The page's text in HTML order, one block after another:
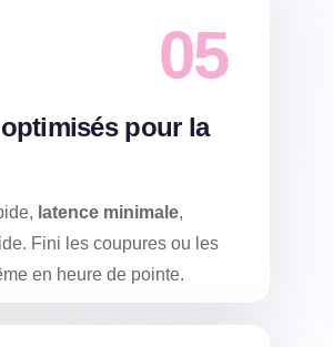
05
pour la
latence minimale,
Fini les coupures ou les
en heure de pointe.